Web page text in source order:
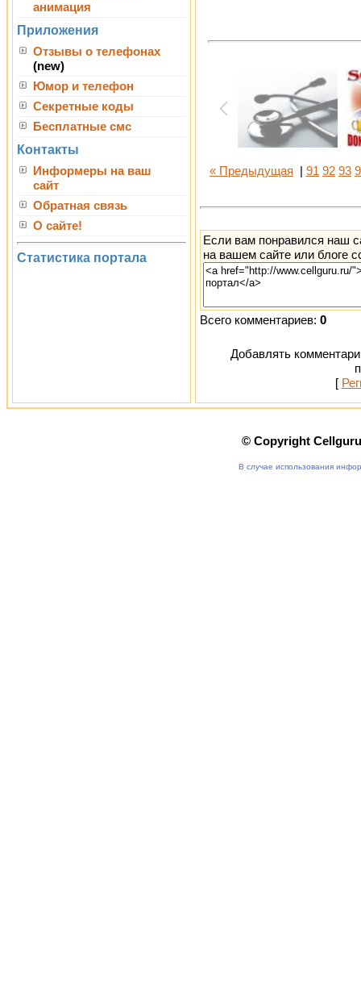
анимация
Приложения
Отзывы о телефонах
(new)
Юмор и телефон
Секретные коды
Бесплатные смс
Контакты
Информеры на ваш
сайт
Обратная связь
О сайте!
Статистика портала
« Предыдущая 91 92 93
Если вам понравился наш
на вашем сайте или блоге
Всего комментариев: 0
Добавлять
[
© Copyright
В случае использования